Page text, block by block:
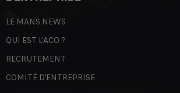
LE MANS NEWS
QUI EST L'ACO ?
RECRUTEMENT
COMITÉ D'ENTREPRISE